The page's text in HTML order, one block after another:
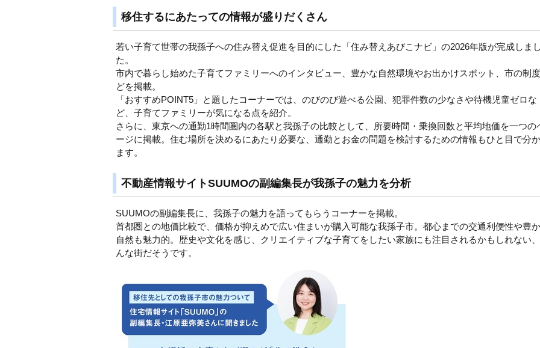
移住するにあたっての情報が盛りだくさん
若い子育て世帯の我孫子への住み替え促進を目的にした「住み替えあびこナビ」の2026年版が完成しま
た。
市内で暮らし始めた子育てファミリーへのインタビュー、豊かな自然環境やお出かけスポット、市の制
どを掲載。
「おすすめPOINT5」と題したコーナーでは、のびのび遊べる公園、犯罪件数の少なさや待機児童ゼロな
ど、子育てファミリーが気になる点を紹介。
さらに、東京への通勤1時間圏内の各駅と我孫子の比較として、所要時間・乗換回数と平均地価を一つの
ージに掲載。住む場所を決めるにあたり必要な、通勤とお金の問題を検討するための情報もひと目で分
ます。
不動産情報サイトSUUMOの副編集長が我孫子の魅力を分析
SUUMOの副編集長に、我孫子の魅力を語ってもらうコーナーを掲載。
首都圏との地価比較で、価格が抑えめで広い住まいが購入可能な我孫子市。都心までの交通利便性や豊
自然も魅力的。歴史や文化を感じ、クリエイティブな子育てをしたい家族にも注目されるかもしれない
んな街だそうです。